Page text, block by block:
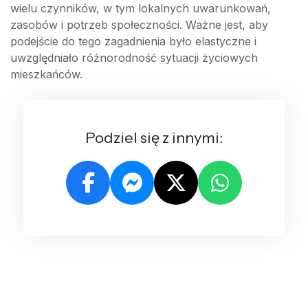
wielu czynników, w tym lokalnych uwarunkowań,
zasobów i potrzeb społeczności. Ważne jest, aby
podejście do tego zagadnienia było elastyczne i
uwzględniało różnorodność sytuacji życiowych
mieszkańców.
Podziel się z innymi: